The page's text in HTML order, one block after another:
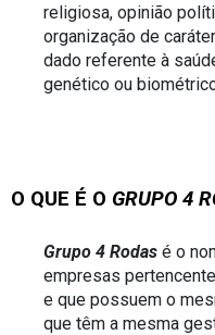
religiosa, opinião
organização de
dado referente à
genético ou
O QUE É O GRUPO 4
Grupo 4 Rodas é o
empresas
e que possuem o
que têm a mesma